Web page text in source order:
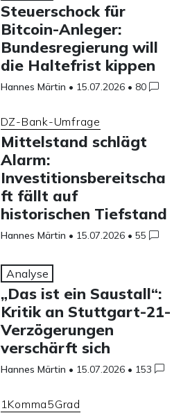
Steuerschock für
Bitcoin-Anleger:
Bundesregierung will
die Haltefrist kippen
Hannes Märtin • 15.07.2026 • 80
DZ-Bank-Umfrage
Mittelstand schlägt
Alarm:
Investitionsbereitscha
ft fällt auf
historischen Tiefstand
Hannes Märtin • 15.07.2026 • 55
Analyse
„Das ist ein Saustall“:
Kritik an Stuttgart-21-
Verzögerungen
verschärft sich
Hannes Märtin • 15.07.2026 • 153
1Komma5Grad